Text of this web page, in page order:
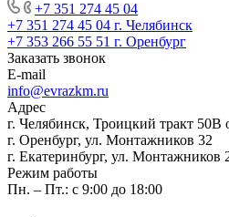
+7 351 274 45 04
+7 351 274 45 04 г. Челябинск
+7 353 266 55 51 г. Оренбург
Заказать звонок
E-mail
info@evrazkm.ru
Адрес
г. Челябинск, Троицкий тракт 50В
г. Оренбург, ул. Монтажников 32
г. Екатеринбург, ул. Монтажников
Режим работы
Пн. – Пт.: с 9:00 до 18:00